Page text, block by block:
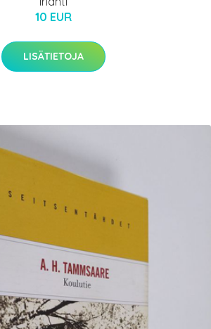
10 EUR
LISÄTIETOJA